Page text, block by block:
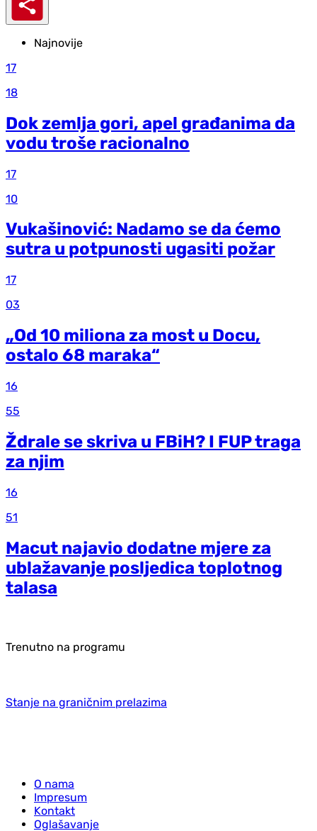
Najnovije
17
18
Dok zemlja gori, apel građanima da
vodu troše racionalno
17
10
Vukašinović: Nadamo se da ćemo
sutra u potpunosti ugasiti požar
17
03
„Od 10 miliona za most u Docu,
ostalo 68 maraka“
16
55
Ždrale se skriva u FBiH? I FUP traga
za njim
16
51
Macut najavio dodatne mjere za
ublažavanje posljedica toplotnog
talasa
Trenutno na programu
Stanje na graničnim prelazima
O nama
Impresum
Kontakt
Oglašavanje